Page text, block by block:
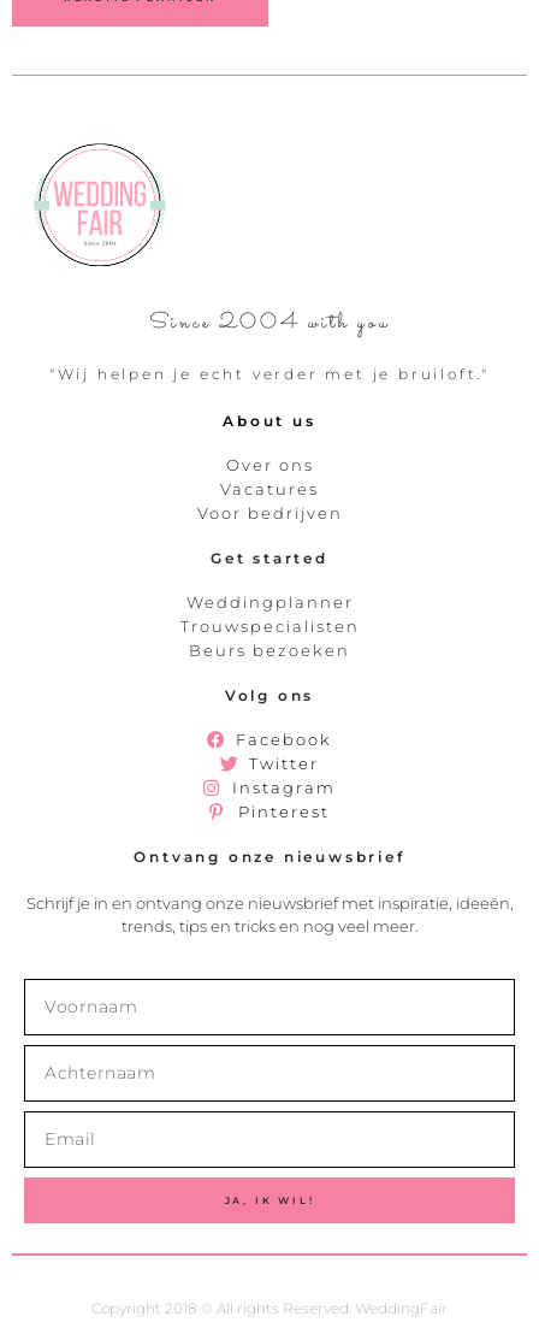
Since 2004 with you
"Wij helpen je echt verder met je bruiloft."
About us
Over ons
Vacatures
Voor bedrijven
Get started
Weddingplanner
Trouwspecialisten
Beurs bezoeken
Volg ons
Facebook
Twitter
Instagram
Pinterest
Ontvang onze nieuwsbrief
Schrijf je in en ontvang onze nieuwsbrief met inspiratie, ideeën,
trends, tips en tricks en nog veel meer.
JA, IK WIL!
Copyright 2018 © All rights Reserved. WeddingFair